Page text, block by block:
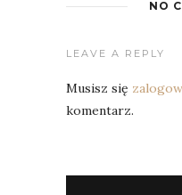
NO
LEAVE A REPLY
Musisz się
komentarz.